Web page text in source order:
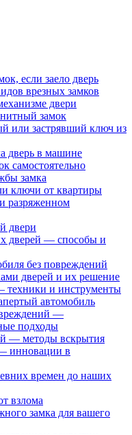
если заело дверь
врезных замков
двери
замок
или застрявший ключ из
дверь в машине
самостоятельно
замка
ключи от квартиры
разряженном
двери
дверей — способы и
без повреждений
дверей и их решение
техники и инструменты
автомобиль
—
подходы
— методы вскрытия
инновации в
времен до наших
взлома
замка для вашего